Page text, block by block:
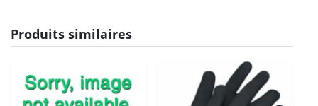
Produits similaires